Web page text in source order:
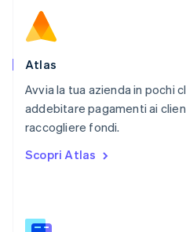
Atlas
Avvia la tua azienda in pochi
addebitare pagamenti ai
raccogliere fondi.
Scopri Atlas
English
Portogallo
Português
English简体中文
Regno Unito
English
English
English